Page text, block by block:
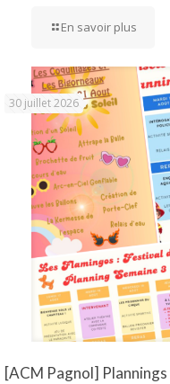
En savoir plus
30 juillet 2026
[ACM Pagnol]